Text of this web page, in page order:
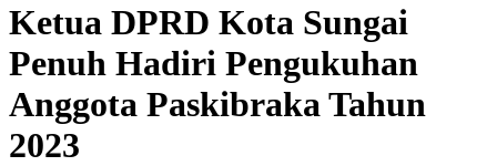
Ketua DPRD Kota Sungai
Penuh Hadiri Pengukuhan
Anggota Paskibraka Tahun
2023